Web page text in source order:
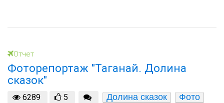
Отчет
Фоторепортаж "Таганай. Долина
сказок"
6289 5 Долина сказок
Фото